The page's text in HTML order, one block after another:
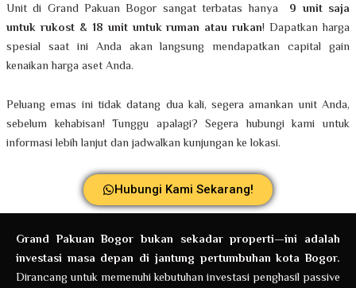
Unit di Grand Pakuan Bogor sangat terbatas hanya
9 unit saja
untuk rukost & 18 unit untuk ruman atau rukan! Dapatkan harga
spesial saat ini Anda akan langsung mendapatkan capital gain
kenaikan harga aset Anda.
Peluang emas ini tidak datang dua kali, segera amankan unit Anda,
sebelum kehabisan! Tunggu apalagi? Segera hubungi kami untuk
informasi lebih lanjut dan jadwalkan kunjungan ke lokasi.
Hubungi Kami Sekarang!
Grand Pakuan Bogor bukan sekadar properti—ini adalah
investasi masa depan di jantung pertumbuhan kota Bogor.
Dirancang untuk memenuhi kebutuhan investasi penghasil passive